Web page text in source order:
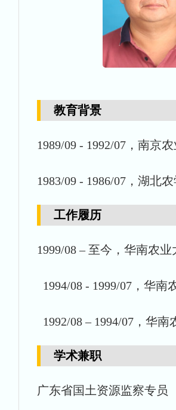
教育背景
1989/09 - 1992/07，南京
1983/09 - 1986/07，湖北
工作履历
1999/08 – 至今，华南农
1994/08 - 1999/07，华
1992/08 – 1994/07，华
学术兼职
广东省国土资源监察专员